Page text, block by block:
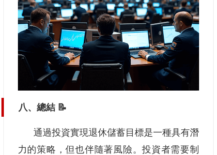
八、總結 📝
通過投資實現退休儲蓄目標是一種具有潛
力的策略，但也伴隨著風險。投資者需要制